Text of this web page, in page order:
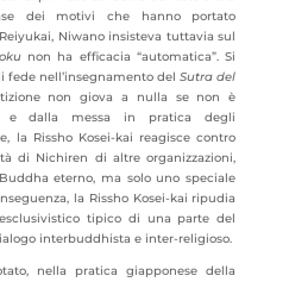
dei motivi che hanno portato
Niwano insisteva tuttavia sul
non ha efficacia “automatica”. Si
fede nell’insegnamento delSutra del
non giova a nulla se non è
e dalla messa in pratica degli
la Rissho Kosei-kai reagisce contro
di Nichiren di altre organizzazioni,
eterno, ma solo uno speciale
la Rissho Kosei-kai ripudia
tipico di una parte del
interbuddhista e inter-religioso.
nella pratica giapponese della